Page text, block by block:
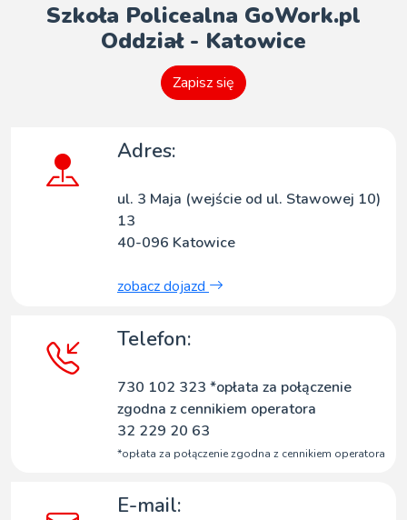
Szkoła Policealna GoWork.pl
Oddział - Katowice
Zapisz się
Adres:
ul. 3 Maja (wejście od ul. Stawowej 10)
13
40-096 Katowice
zobacz dojazd
Telefon:
730 102 323 *opłata za połączenie
zgodna z cennikiem operatora
32 229 20 63
*opłata za połączenie zgodna z cennikiem operatora
E-mail: